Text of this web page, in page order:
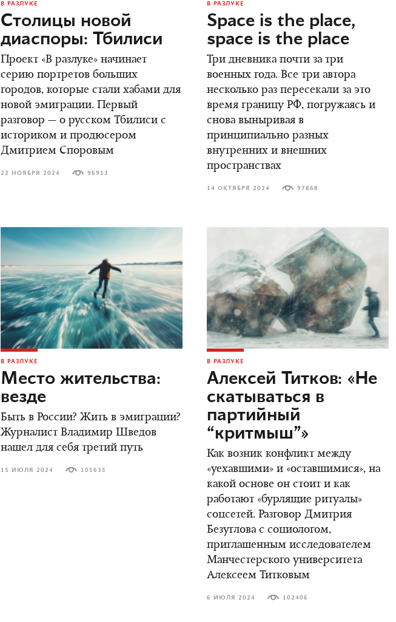
В РАЗЛУКЕ
Столицы новой
диаспоры: Тбилиси
Проект «В разлуке» начинает
серию портретов больших
городов, которые стали хабами для
новой эмиграции. Первый
разговор — о русском Тбилиси с
историком и продюсером
Дмитрием Споровым
22 НОЯБРЯ 2024 96913
В РАЗЛУКЕ
Space is the place,
space is the place
Три дневника почти за три
военных года. Все три автора
несколько раз пересекали за это
время границу РФ, погружаясь и
снова выныривая в
принципиально разных
внутренних и внешних
пространствах
14 ОКТЯБРЯ 2024 97868
В РАЗЛУКЕ
Место жительства:
везде
Быть в России? Жить в эмиграции?
Журналист Владимир Шведов
нашел для себя третий путь
15 ИЮЛЯ 2024 101635
В РАЗЛУКЕ
Алексей Титков: «Не
скатываться в
партийный
“критмыш”»
Как возник конфликт между
«уехавшими» и «оставшимися», на
какой основе он стоит и как
работают «бурлящие ритуалы»
соцсетей. Разговор Дмитрия
Безуглова с социологом,
приглашенным исследователем
Манчестерского университета
Алексеем Титковым
6 ИЮЛЯ 2024 102406